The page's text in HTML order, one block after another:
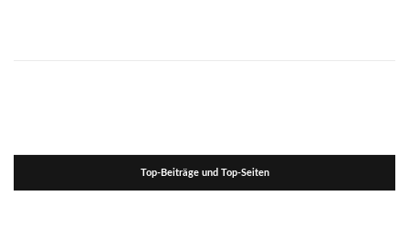
Top-Beiträge und Top-Seiten